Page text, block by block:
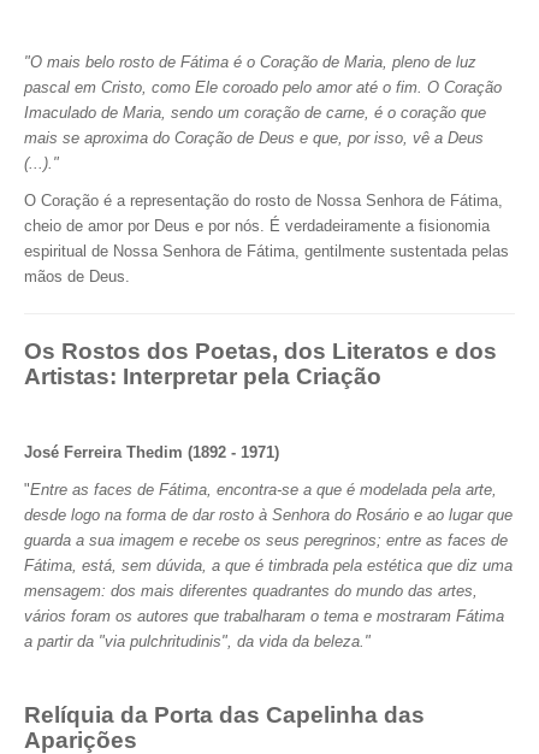
"O mais belo rosto de Fátima é o Coração de Maria, pleno de luz
pascal em Cristo, como Ele coroado pelo amor até o fim. O Coração
Imaculado de Maria, sendo um coração de carne, é o coração que
mais se aproxima do Coração de Deus e que, por isso, vê a Deus
(...)."
O Coração é a representação do rosto de Nossa Senhora de Fátima,
cheio de amor por Deus e por nós. É verdadeiramente a fisionomia
espiritual de Nossa Senhora de Fátima, gentilmente sustentada pelas
mãos de Deus.
Os Rostos dos Poetas, dos Literatos e dos
Artistas: Interpretar pela Criação
José Ferreira Thedim (1892 - 1971)
"Entre as faces de Fátima, encontra-se a que é modelada pela arte,
desde logo na forma de dar rosto à Senhora do Rosário e ao lugar que
guarda a sua imagem e recebe os seus peregrinos; entre as faces de
Fátima, está, sem dúvida, a que é timbrada pela estética que diz uma
mensagem: dos mais diferentes quadrantes do mundo das artes,
vários foram os autores que trabalharam o tema e mostraram Fátima
a partir da "via pulchritudinis", da vida da beleza."
Relíquia da Porta das Capelinha das
Aparições